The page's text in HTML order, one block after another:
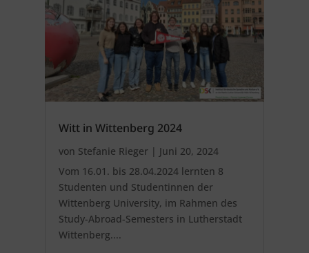
Witt in Wittenberg 2024
von Stefanie Rieger| Juni 20, 2024
Vom 16.01. bis 28.04.2024 lernten 8
Studenten und Studentinnen der
Wittenberg University, im Rahmen des
Study-Abroad-Semesters in Lutherstadt
Wittenberg....